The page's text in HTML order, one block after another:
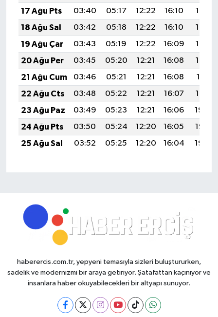
17 Ağu Pts
03:40 05:17 12:22 16:10
19:17
18 Ağu Sal
03:42 05:18 12:22 16:10
19:16
19 Ağu Çar
03:43 05:19 12:22 16:09
19:14
20 Ağu Per
03:45 05:20 12:21 16:08
19:13
21 Ağu Cum
03:46 05:21 12:21 16:08
19:11
22 Ağu Cts
03:48 05:22 12:21 16:07
19:10
23 Ağu Paz
03:49 05:23 12:21 16:06
19:08
24 Ağu Pts
03:50 05:24 12:20 16:05
19:07
25 Ağu Sal
03:52 05:25 12:20 16:04 19:05
haberercis.com.tr, yepyeni temasıyla sizleri buluştururken,
sadelik ve modernizmi bir araya getiriyor. Şatafattan kaçınıyor ve
insanlara haber okuyabilecekleri bir altyapı sunuyor.